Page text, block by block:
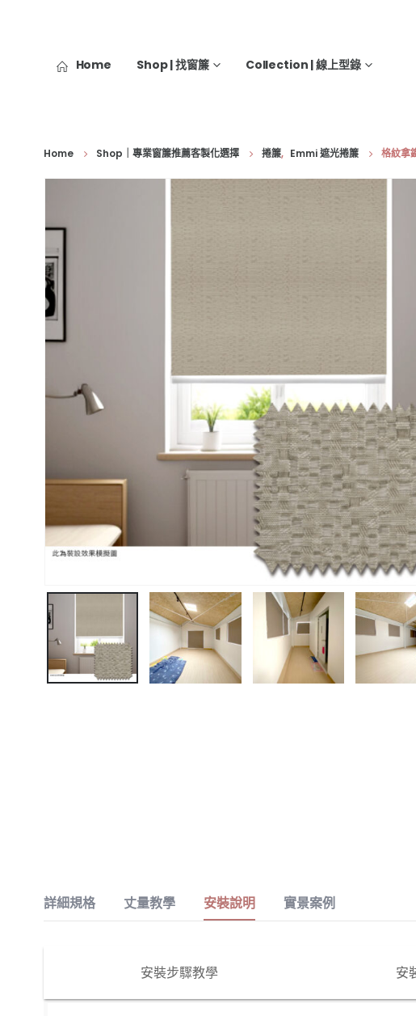
Home Shop | 找窗簾 Collection | 線上型錄
Home Shop｜專業窗簾推薦客製化選擇 捲簾, Emmi 遮光捲簾 格紋拿
詳細規格 丈量教學 安裝說明 實景案例
安裝步驟教學 安